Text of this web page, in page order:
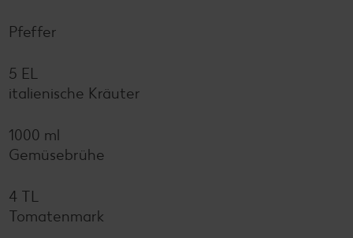
Pfeffer
5 EL
italienische Kräuter
1000 ml
Gemüsebrühe
4 TL
Tomatenmark